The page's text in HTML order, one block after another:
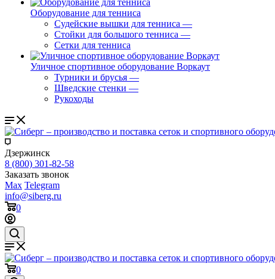
Оборудование для тенниса
Судейские вышки для тенниса —
Стойки для большого тенниса —
Сетки для тенниса
Уличное спортивное оборудование Воркаут
Турники и брусья —
Шведские стенки —
Рукоходы
Дзержинск
8 (800) 301-82-58
Заказать звонок
Max Telegram
info@siberg.ru
0
0